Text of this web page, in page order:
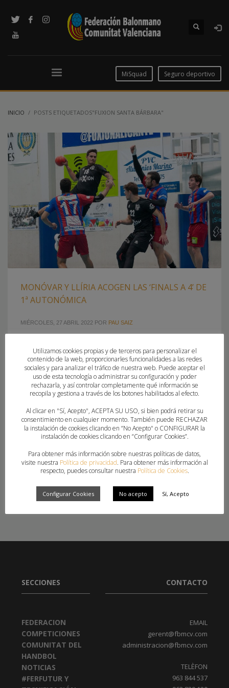
MiSquad Seguro deportivo
INICIO POSTS ETIQUETADOS"FUXION SANTA BÁRBARA"
MONÓVAR Y LLÍRIA ACOGEN LAS ‘FINALS A 4’ DE
1ª AUTONÓMICA
MIÉRCOLES, 27 ABRIL 2022 POR PAU SAIZ
OCHO EQUIPOS BUSCARÁN LAS DOS PLAZAS POR EL
ASCENSO A LA 2ª NACIONAL MASCULINA Monóvar y Llíria
serán las sedes de las Finales a 4 de 1ª Autonómica
Masculina, donde este fin de semana ocho equipos
lucharán por las dos plazas de ascenso a la 2ª Nacional, la
PUBLICADO EN CLUBES
FEDERACION
BALONMANO,BALONMANO LLÍRIA, CLUB HANDBOL OLIVA,EÓN HORNEO
ALICANTE,FINALS A 4, FUXION SANTA BÁRBARA,HANDBOL XÀTIVA,
SECCIONES
FEDERACION
COMPETICIONES
COMUNITAT DEL
HANDBOL
NOTICIAS
#FERFUTUR Y
CONTACTO
EMAIL
gerent@fbmcv.com
administracion@fbmcv.com
TELÈFON
963 844 537
Utilizamos cookies propias y de terceros para personalizar el
contenido de la web, proporcionarles funcionalidades a las redes
sociales y para analizar el tráfico de nuestra web. Puede aceptar el
uso de esta tecnología o administrar su configuración y poder
rechazarla, y así controlar completamente qué información se
recopila y gestiona a través de los botones habilitados al efecto.
Al clicar en "Sí, Acepto", ACEPTA SU USO, si bien podrá retirar su
consentimiento en cualquier momento. También puede RECHAZAR
la instalación de cookies clicando en “No Acepto" o CONFIGURAR la
instalación de cookies clicando en “Configurar Cookies”.
Para obtener más información sobre nuestras políticas de datos,
visite nuestra Política de privacidad. Para obtener más información al
respecto, puedes consultar nuestra Política de Cookies.
Configurar Cookies No acepto Sí, Acepto